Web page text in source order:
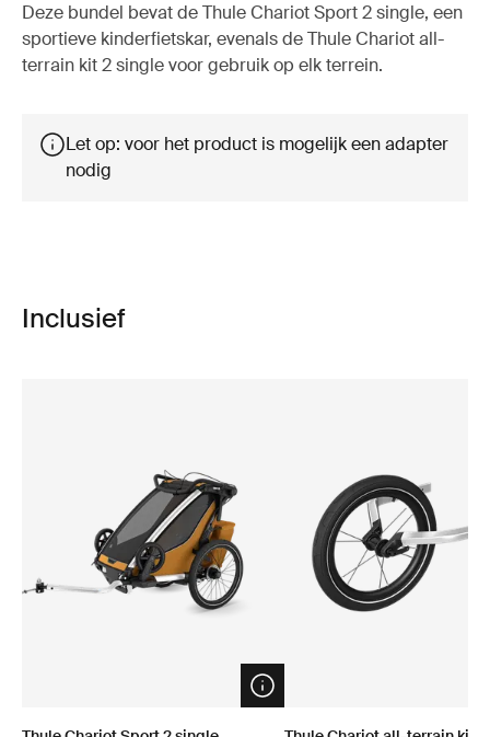
Deze bundel bevat de Thule Chariot Sport 2 single, een
sportieve kinderfietskar, evenals de Thule Chariot all-
terrain kit 2 single voor gebruik op elk terrein.
Let op: voor het product is mogelijk een adapter
nodig
Inclusief
Open info modal